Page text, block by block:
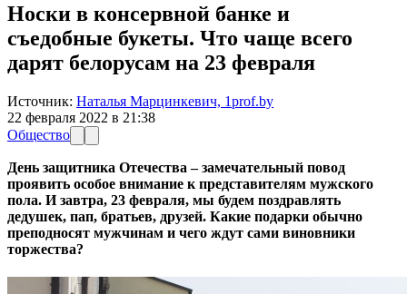
Носки в консервной банке и
съедобные букеты. Что чаще всего
дарят белорусам на 23 февраля
Источник: Наталья Марцинкевич, 1prof.by
22 февраля 2022 в 21:38
Общество
День защитника Отечества – замечательный повод
проявить особое внимание к представителям мужского
пола. И завтра, 23 февраля, мы будем поздравлять
дедушек, пап, братьев, друзей. Какие подарки обычно
преподносят мужчинам и чего ждут сами виновники
торжества?